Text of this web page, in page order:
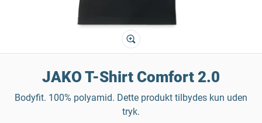
JAKO T-Shirt Comfort 2.0
Bodyfit. 100% polyamid. Dette produkt tilbydes kun uden
tryk.